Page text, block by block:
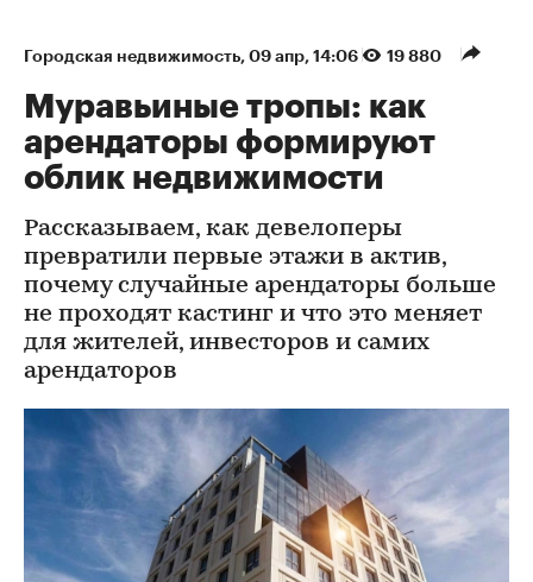
Городская недвижимость 09 апр, 14:06 19 880
Муравьиные тропы: как
арендаторы формируют
облик недвижимости
Рассказываем, как девелоперы
превратили первые этажи в актив,
почему случайные арендаторы больше
не проходят кастинг и что это меняет
для жителей, инвесторов и самих
арендаторов